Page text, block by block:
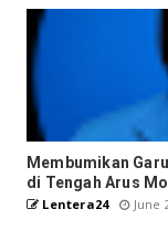
Membumikan
di Tengah Arus
Lentera24 June